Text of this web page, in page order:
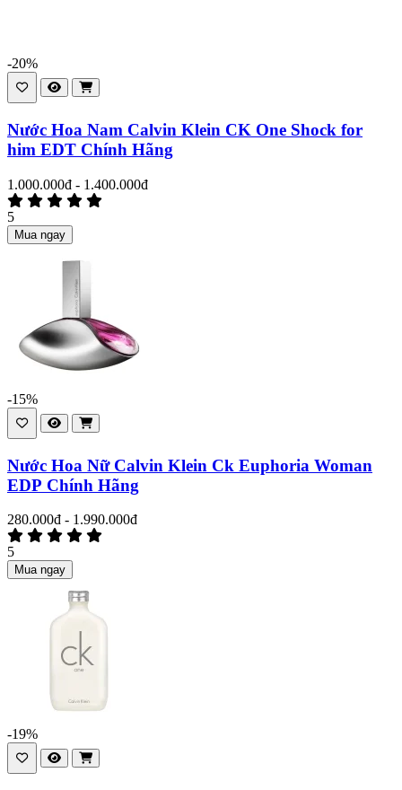
-20%
Nước Hoa Nam Calvin Klein CK One Shock for
him EDT Chính Hãng
1.000.000đ - 1.400.000đ
5
Mua ngay
-15%
Nước Hoa Nữ Calvin Klein Ck Euphoria Woman
EDP Chính Hãng
280.000đ - 1.990.000đ
5
Mua ngay
-19%